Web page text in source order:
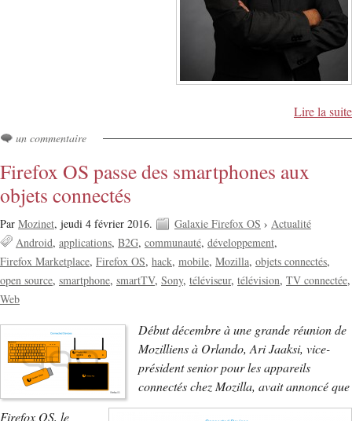
Lire la suite
un commentaire
Firefox OS passe des smartphones aux
objets connectés
Par Mozinet, jeudi 4 février 2016. Galaxie Firefox OS › Actualité
Android applications B2G communauté développement
Firefox Marketplace Firefox OS hack mobile Mozilla objets connectés
open source smartphone smartTV Sony téléviseur télévision TV connectée
Web
Début décembre à une grande réunion de
Mozilliens à Orlando, Ari Jaaksi, vice-
président senior pour les appareils
connectés chez Mozilla, avait annoncé que
Firefox OS, le